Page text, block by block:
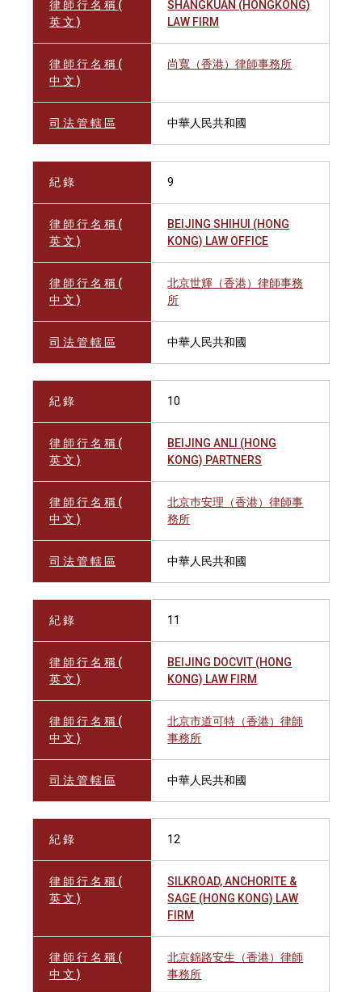
律 師 行 名 稱 (
英 文 )
SHANGKUAN (HONGKONG)
LAW FIRM
律 師 行 名 稱 (
中 文 )
尚寬（香港）律師事務所
司 法 管 轄 區 中華人民共和國
紀 錄 9
律 師 行 名 稱 (
英 文 )
BEIJING SHIHUI (HONG
KONG) LAW OFFICE
律 師 行 名 稱 (
中 文 )
北京世輝（香港）律師事務
所
司 法 管 轄 區 中華人民共和國
紀 錄 10
律 師 行 名 稱 (
英 文 )
BEIJING ANLI (HONG
KONG) PARTNERS
律 師 行 名 稱 (
中 文 )
北京巿安理（香港）律師事
務所
司 法 管 轄 區 中華人民共和國
紀 錄 11
律 師 行 名 稱 (
英 文 )
BEIJING DOCVIT (HONG
KONG) LAW FIRM
律 師 行 名 稱 (
中 文 )
北京市道可特（香港）律師
事務所
司 法 管 轄 區 中華人民共和國
紀 錄 12
律 師 行 名 稱 (
英 文 )
SILKROAD, ANCHORITE &
SAGE (HONG KONG) LAW
FIRM
律 師 行 名 稱 (
中 文 )
北京錦路安生（香港）律師
事務所